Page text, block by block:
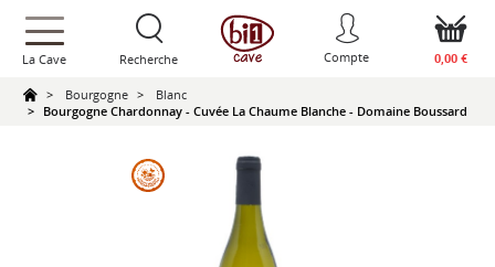
text.skipToContent
text.skipToNavigation
La Cave Recherche Compte 0,00 €
Bourgogne
Blanc
Bourgogne Chardonnay - Cuvée La Chaume Blanche - Domaine Boussard